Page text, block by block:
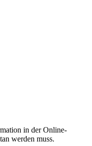
in der Online-
werden muss.